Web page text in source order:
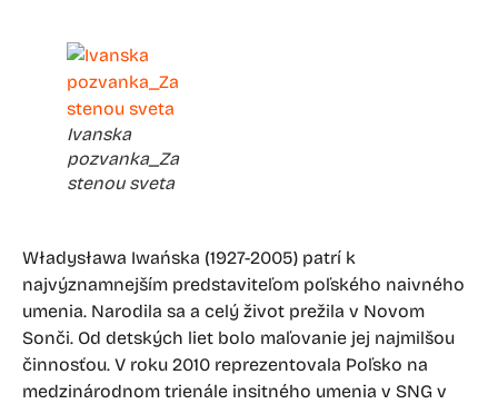
Ivanska
pozvanka_Za
stenou sveta
Władysława Iwańska (1927-2005) patrí k
najvýznamnejším predstaviteľom poľského naivného
umenia. Narodila sa a celý život prežila v Novom
Sonči. Od detských liet bolo maľovanie jej najmilšou
činnosťou. V roku 2010 reprezentovala Poľsko na
medzinárodnom trienále insitného umenia v SNG v